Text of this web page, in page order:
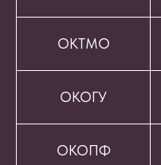
ОКТМО
ОКОГУ
ОКОПФ